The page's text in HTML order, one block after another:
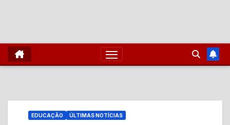
EDUCAÇÃO ÚLTIMAS NOTÍCIAS